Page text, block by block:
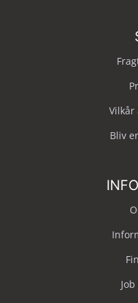
Vilkår
Bliv